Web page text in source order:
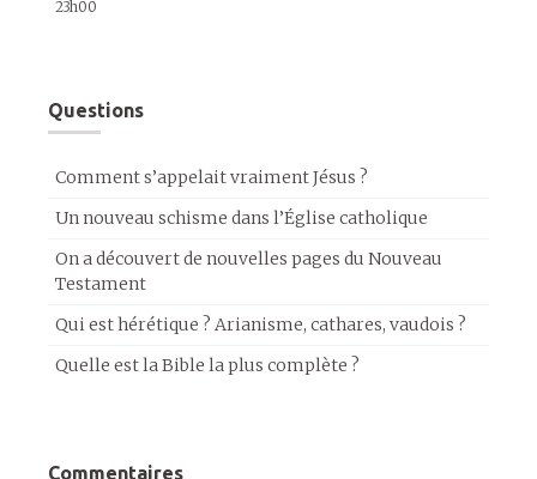
23h00
Questions
Comment s’appelait vraiment Jésus ?
Un nouveau schisme dans l’Église catholique
On a découvert de nouvelles pages du Nouveau
Testament
Qui est hérétique ? Arianisme, cathares, vaudois ?
Quelle est la Bible la plus complète ?
Commentaires